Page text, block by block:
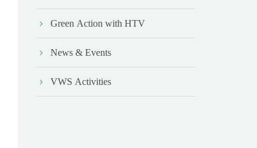
Green Action with HTV
News & Events
VWS Activities